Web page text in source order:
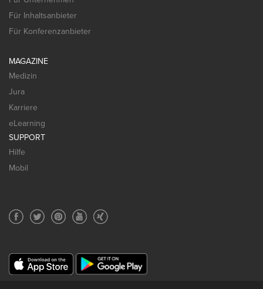
Für Inhaltsanbieter
Für Konferenzanbieter
MAGAZINE
Medizin
Jura
Karriere
eLearning
SUPPORT
Hilfe
Mobil